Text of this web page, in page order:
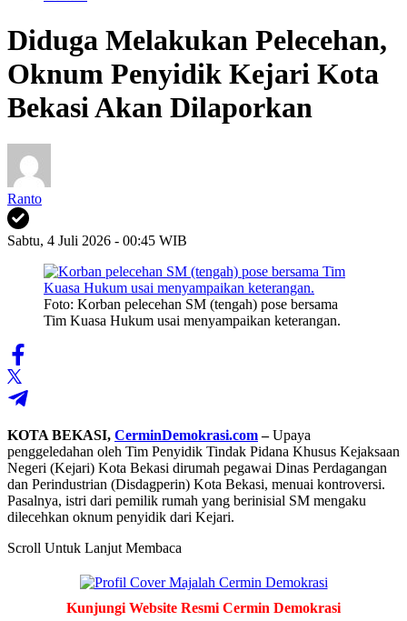
Diduga Melakukan Pelecehan,
Oknum Penyidik Kejari Kota
Bekasi Akan Dilaporkan
Ranto
Sabtu, 4 Juli 2026 - 00:45 WIB
Foto: Korban pelecehan SM (tengah) pose bersama
Tim Kuasa Hukum usai menyampaikan keterangan.
KOTA BEKASI, CerminDemokrasi.com–Upaya
penggeledahan oleh Tim Penyidik Tindak Pidana Khusus Kejaksaan
Negeri (Kejari) Kota Bekasi dirumah pegawai Dinas Perdagangan
dan Perindustrian (Disdagperin) Kota Bekasi, menuai kontroversi.
Pasalnya, istri dari pemilik rumah yang berinisial SM mengaku
dilecehkan oknum penyidik dari Kejari.
Scroll Untuk Lanjut Membaca
Kunjungi Website Resmi Cermin Demokrasi